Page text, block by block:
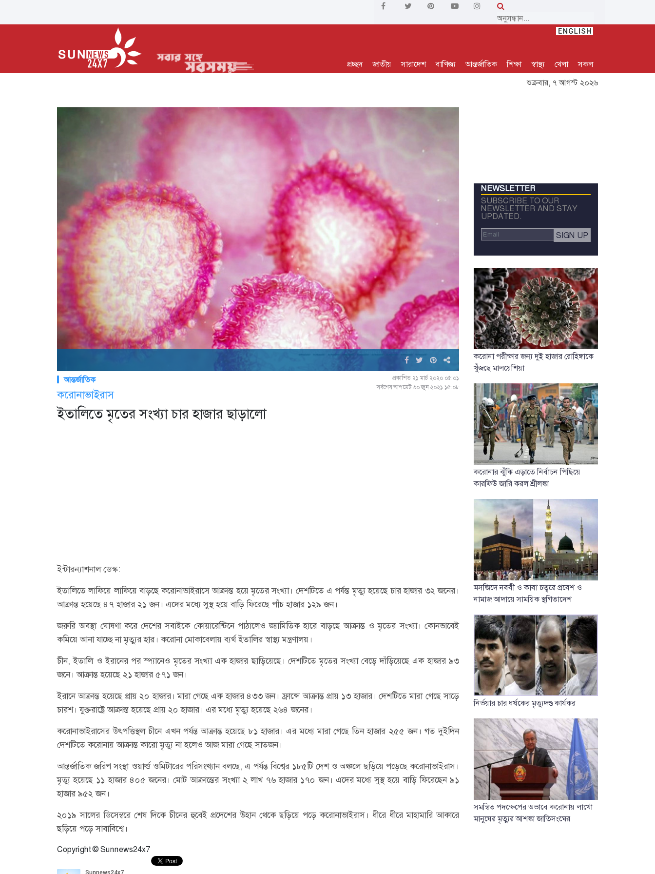
প্রচ্ছদ জাতীয় সারাদেশ বাণিজ্য আন্তর্জাতিক শিক্ষা স্বাস্থ্য খেলা
সকল
শুক্রবার, ৭ আগস্ট ২০২৬
আন্তর্জাতিক
প্রকাশিত ২১ মার্চ ২০২০ ০৫:০১
সর্বশেষ আপডেট ৩০ জুন ২০২১ ১৫:০৮
করোনাভাইরাস
ইতালিতে মৃতের সংখ্যা চার হাজার ছাড়ালো
ইন্টারন্যাশনাল ডেস্ক:
ইতালিতে লাফিয়ে লাফিয়ে বাড়ছে করোনাভাইরাসে আক্রান্ত হয়ে মৃতের সংখ্যা। দেশটিতে এ পর্যন্ত মৃত্যু হয়েছে চার হাজার ৩২ জনের।
আক্রান্ত হয়েছে ৪৭ হাজার ২১ জন। এদের মধ্যে সুস্থ হয়ে বাড়ি ফিরেছে পাঁচ হাজার ১২৯ জন।
জরুরি অবস্থা ঘোষণা করে দেশের সবাইকে কোয়ারেন্টিনে পাঠালেও জ্যামিতিক হারে বাড়ছে আক্রান্ত ও মৃতের সংখ্যা। কোনভাবেই
কমিয়ে আনা যাচ্ছে না মৃত্যুর হার। করোনা মোকাবেলায় ব্যর্থ ইতালির স্বাস্থ্য মন্ত্রণালয়।
চীন, ইতালি ও ইরানের পর স্প্যানেও মৃতের সংখ্যা এক হাজার ছাড়িয়েছে। দেশটিতে মৃতের সংখ্যা বেড়ে দাঁড়িয়েছে এক হাজার ৯৩
জনে। আক্রান্ত হয়েছে ২১ হাজার ৫৭১ জন।
ইরানে আক্রান্ত হয়েছে প্রায় ২০ হাজার। মারা গেছে এক হাজার ৪৩৩ জন। ফ্রান্সে আক্রান্ত প্রায় ১৩ হাজার। দেশটিতে মারা গেছে সাড়ে
চারশ। যুক্তরাষ্ট্রে আক্রান্ত হয়েছে প্রায় ২০ হাজার। এর মধ্যে মৃত্যু হয়েছে ২৬৪ জনের।
করোনাভাইরাসের উৎপত্তিস্থল চীনে এখন পর্যন্ত আক্রান্ত হয়েছে ৮১ হাজার। এর মধ্যে মারা গেছে তিন হাজার ২৫৫ জন। গত দুইদিন
দেশটিতে করোনায় আক্রান্ত কারো মৃত্যু না হলেও আজ মারা গেছে সাতজন।
আন্তর্জাতিক জরিপ সংস্থা ওয়ার্ল্ড ওমিটারের পরিসংখ্যান বলছে, এ পর্যন্ত বিশ্বের ১৮৫টি দেশ ও অঞ্চলে ছড়িয়ে পড়েছে করোনাভাইরাস।
মৃত্যু হয়েছে ১১ হাজার ৪০৫ জনের। মোট আক্রান্তের সংখ্যা ২ লাখ ৭৬ হাজার ১৭০ জন। এদের মধ্যে সুস্থ হয়ে বাড়ি ফিরেছেন ৯১
হাজার ৯৫২ জন।
২০১৯ সালের ডিসেম্বরে শেষ দিকে চীনের হুবেই প্রদেশের উহান থেকে ছড়িয়ে পড়ে করোনাভাইরাস। ধীরে ধীরে মাহামারি আকারে
ছড়িয়ে পড়ে সাবাবিশ্বে।
Copyright © Sunnews24x7
NEWSLETTER
SUBSCRIBE TO OUR
NEWSLETTER AND STAY
UPDATED.
করোনা পরীক্ষার জন্য দুই হাজার রোহিঙ্গাকে
খুঁজছে মালয়েশিয়া
করোনার ঝুঁকি এড়াতে নির্বাচন পিছিয়ে
কারফিউ জারি করল শ্রীলঙ্কা
মসজিদে নববী ও কাবা চত্বরে প্রবেশ ও
নামাজ আদায়ে সাময়িক স্থগিতাদেশ
নির্ভয়ার চার ধর্ষকের মৃত্যুদণ্ড কার্যকর
সমন্বিত পদক্ষেপের অভাবে করোনায় লাখো
মানুষের মৃত্যুর আশঙ্কা জাতিসংঘের